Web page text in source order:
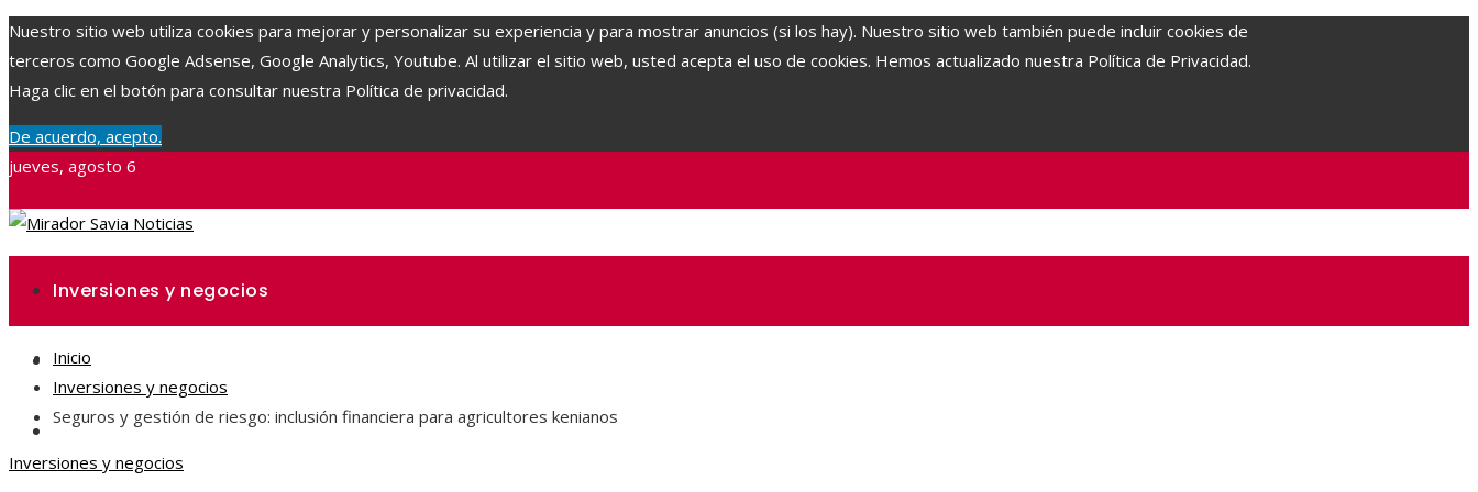
Nuestro sitio web utiliza cookies para mejorar y personalizar su experiencia y para mostrar anuncios (si los hay). Nuestro sitio web también puede incluir cookies de
terceros como Google Adsense, Google Analytics, Youtube. Al utilizar el sitio web, usted acepta el uso de cookies. Hemos actualizado nuestra Política de Privacidad.
Haga clic en el botón para consultar nuestra Política de privacidad.
De acuerdo, acepto.
jueves, agosto 6
Inversiones y negocios
Ciencia y tecnología
Responsabilidad social
Inicio
Inversiones y negocios
Seguros y gestión de riesgo: inclusión financiera para agricultores kenianos
Inversiones y negocios